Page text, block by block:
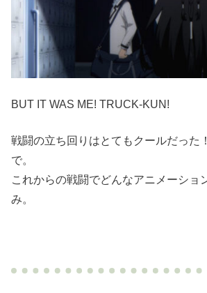
BUT IT WAS ME! TRUCK-KUN!
戦闘の立ち回りはとてもクールだった
で。
これからの戦闘でどんなアニメーショ
み。